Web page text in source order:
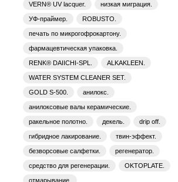
VERN® UV lacquer. низкая миграция.
УФ-праймер. ROBUSTO.
печать по микрогофрокартону.
фармацевтическая упаковка.
RENK® DAIICHI-SPL. ALKAKLEEN.
WATER SYSTEM CLEANER SET.
GOLD S-500. анилокс.
анилоксовые валы керамические.
ракельное полотно. декель. drip off.
гибридное лакирование. твин-эффект.
безворсовые салфетки. регенератор.
средство для регенерации. OKTOPLATE.
отмарывание.